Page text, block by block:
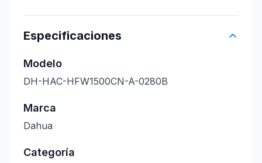
Especificaciones
Modelo
DH-HAC-HFW1500CN-A-0280B
Marca
Dahua
Categoría